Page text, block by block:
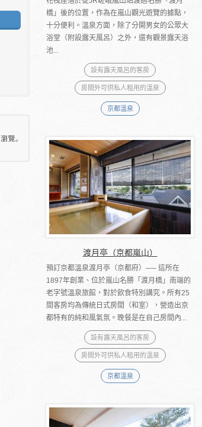
橋」後的位置，作為在嵐山觀光遊覽的據點，
十分便利。溫泉方面，除了分開男女的公眾大
浴堂（附設露天風呂）之外，還有觀景露天浴
池...
設有露天風呂的客房
房間外可供私人租用的溫泉
京都溫泉
渡月亭（京都嵐山）
預訂京都溫泉渡月亭（京都府）── 這所在
1897年創業、位於嵐山名勝「渡月橋」南端的
老字號溫泉旅館，對於飲食特別講究。所有25
間客房均為傳統日式房間（和室），營造出京
都特有的純和風氣氛。晚餐是在自己房間內...
設有露天風呂的客房
房間外可供私人租用的溫泉
京都溫泉